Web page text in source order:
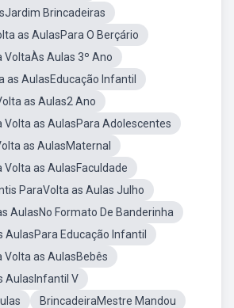
Brincadeiras
as AulasPara O Berçário
VoltaÀs Aulas 3º Ano
as AulasEducação Infantil
as Aulas2 Ano
Volta as AulasPara Adolescentes
as AulasMaternal
Volta as AulasFaculdade
ParaVolta as Aulas Julho
AulasNo Formato De Banderinha
AulasPara Educação Infantil
Volta as AulasBebês
AulasInfantil V
BrincadeiraMestre Mandou